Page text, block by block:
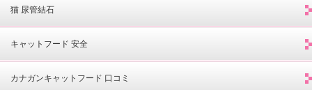
猫 尿管結石
キャットフード 安全
カナガンキャットフード 口コミ